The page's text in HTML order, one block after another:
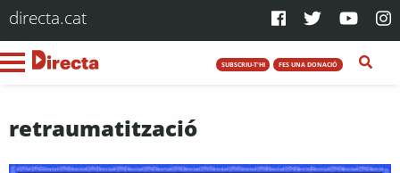
directa.cat
SUBSCRIU-T'HI FES UNA DONACIÓ
retraumatització